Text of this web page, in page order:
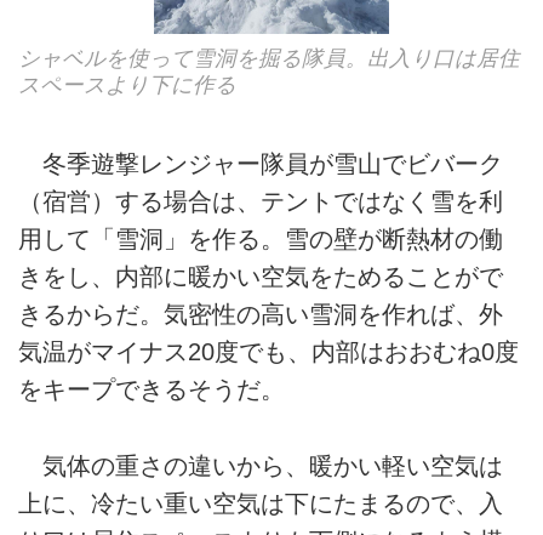
シャベルを使って雪洞を掘る隊員。出入り口は居住
スペースより下に作る
冬季遊撃レンジャー隊員が雪山でビバーク
（宿営）する場合は、テントではなく雪を利
用して「雪洞」を作る。雪の壁が断熱材の働
きをし、内部に暖かい空気をためることがで
きるからだ。気密性の高い雪洞を作れば、外
気温がマイナス20度でも、内部はおおむね0度
をキープできるそうだ。
気体の重さの違いから、暖かい軽い空気は
上に、冷たい重い空気は下にたまるので、入